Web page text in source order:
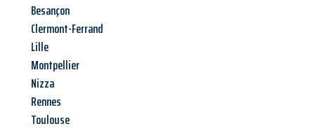
Besançon
Clermont-Ferrand
Lille
Montpellier
Nizza
Rennes
Toulouse